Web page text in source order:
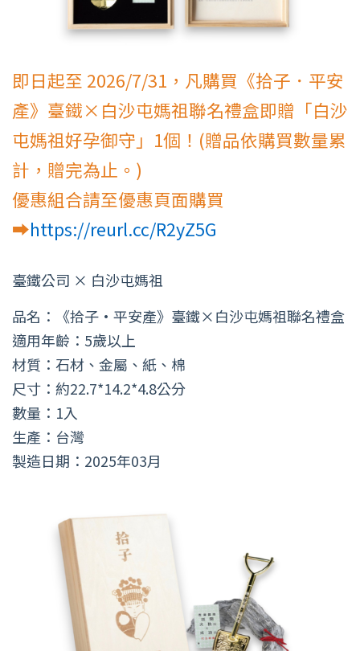
即日起至 2026/7/31，凡購買《拾子．平安
產》臺鐵×白沙屯媽祖聯名禮盒即贈「白沙
屯媽祖好孕御守」1個！(贈品依購買數量累
計，贈完為止。)
優惠組合請至優惠頁面購買
➡️https://reurl.cc/R2yZ5G
臺鐵公司 × 白沙屯媽祖
品名：《拾子·平安產》臺鐵×白沙屯媽祖聯名禮盒
適用年齡：5歲以上
材質：石材、金屬、紙、棉
尺寸：約22.7*14.2*4.8公分
數量：1入
生產：台灣
製造日期：2025年03月